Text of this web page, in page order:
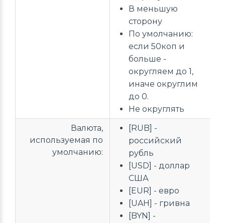
В меньшую
сторону
По умолчанию:
если 50коп и
больше -
округляем до 1,
иначе округлим
до 0.
Не округлять
Валюта,
используемая по
умолчанию:
[RUB] -
российский
рубль
[USD] - доллар
США
[EUR] - евро
[UAH] - гривна
[BYN] -